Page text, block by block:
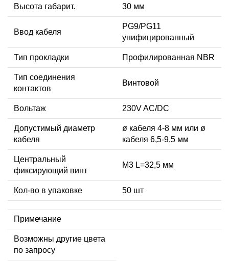
Высота габарит. 30 мм
Ввод кабеля
PG9/PG11
унифицированный
Тип прокладки Профилированная NBR
Тип соединения
контактов
Винтовой
Вольтаж 230V AC/DC
Допустимый диаметр
кабеля
ø кабеля 4-8 мм или ø
кабеля 6,5-9,5 мм
Центральный
фиксирующий винт
М3 L=32,5 мм
Кол-во в упаковке 50 шт
Примечание
Возможны другие цвета
по запросу